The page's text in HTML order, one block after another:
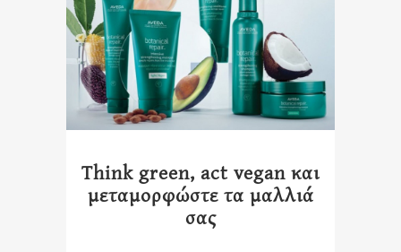
Think green, act vegan και
μεταμορφώστε τα μαλλιά
σας